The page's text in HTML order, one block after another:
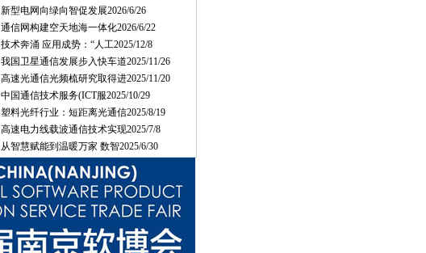
新型电网向绿向智促发展2026/6/26
通信网构建空天地海一体化2026/6/22
技术奔涌 应用成势：“人工2025/12/8
我国卫星通信发展步入快车道2025/11/26
高速光通信光频梳研究取得进2025/11/20
中国通信技术服务(ICT服2025/10/29
塑料光纤行业：短距离光通信2025/8/19
高速电力线载波通信技术实现2025/7/8
从智慧赋能到温暖万家 数智2025/6/30